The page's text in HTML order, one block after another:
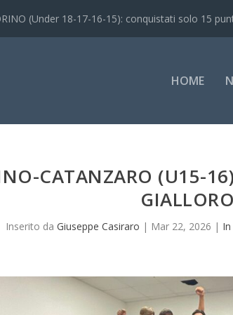
(Under 18-17-16-15): conquistati solo 15
HOME
CATANZARO (U15-
Inserito daGiuseppe Casiraro | Mar 22, 2026 |